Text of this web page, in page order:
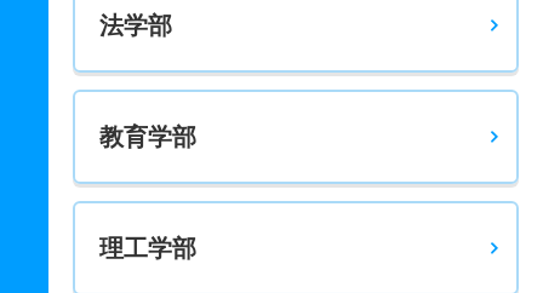
法学部
教育学部
理工学部